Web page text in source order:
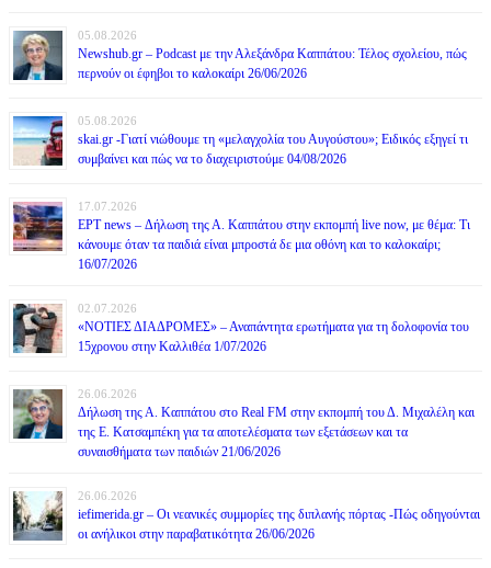
05.08.2026
Newshub.gr – Podcast με την Αλεξάνδρα Καππάτου: Τέλος σχολείου, πώς
περνούν οι έφηβοι το καλοκαίρι 26/06/2026
05.08.2026
skai.gr -Γιατί νιώθουμε τη «μελαγχολία του Αυγούστου»; Ειδικός εξηγεί τι
συμβαίνει και πώς να το διαχειριστούμε 04/08/2026
17.07.2026
ΕΡΤ news – Δήλωση της Α. Καππάτου στην εκπομπή live now, με θέμα: Τι
κάνουμε όταν τα παιδιά είναι μπροστά δε μια οθόνη και το καλοκαίρι;
16/07/2026
02.07.2026
«ΝΟΤΙΕΣ ΔΙΑΔΡΟΜΕΣ» – Αναπάντητα ερωτήματα για τη δολοφονία του
15χρονου στην Καλλιθέα 1/07/2026
26.06.2026
Δήλωση της Α. Καππάτου στο Real FM στην εκπομπή του Δ. Μιχαλέλη και
της Ε. Κατσαμπέκη για τα αποτελέσματα των εξετάσεων και τα
συναισθήματα των παιδιών 21/06/2026
26.06.2026
iefimerida.gr – Οι νεανικές συμμορίες της διπλανής πόρτας -Πώς οδηγούνται
οι ανήλικοι στην παραβατικότητα 26/06/2026